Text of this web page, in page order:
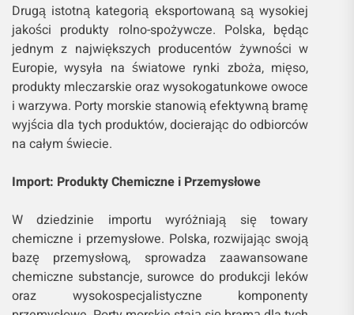
Drugą istotną kategorią eksportowaną są wysokiej
jakości produkty rolno-spożywcze. Polska, będąc
jednym z największych producentów żywności w
Europie, wysyła na światowe rynki zboża, mięso,
produkty mleczarskie oraz wysokogatunkowe owoce
i warzywa. Porty morskie stanowią efektywną bramę
wyjścia dla tych produktów, docierając do odbiorców
na całym świecie.
Import: Produkty Chemiczne i Przemysłowe
W dziedzinie importu wyróżniają się towary
chemiczne i przemysłowe. Polska, rozwijając swoją
bazę przemysłową, sprowadza zaawansowane
chemiczne substancje, surowce do produkcji leków
oraz wysokospecjalistyczne komponenty